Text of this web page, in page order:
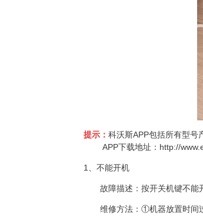
提示： 科沃斯APP包括所有型号
APP下载地址： http://
1、不能开机
故障描述：按开关机键不能
维修方法：①机器放置时间